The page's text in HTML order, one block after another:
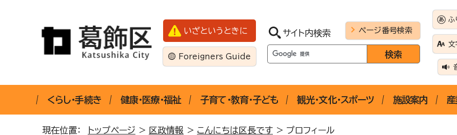
いざというときに
Foreigners Guide
サイト内検索 ページ番号検索
ふ
文
くらし・手続き 健康・医療・福祉 子育て・教育・子ども 観光・文化・スポーツ 施設案内 産
現在位置： トップページ > 区政情報 > こんにちは区長です > プロフィール